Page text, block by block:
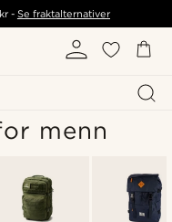
- Se fraktalternativer
menn